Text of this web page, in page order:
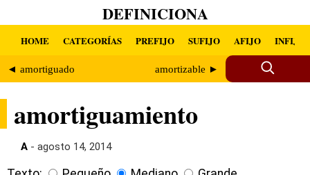
DEFINICIONA
HOME CATEGORÍAS PREFIJO SUFIJO AFIJO INFIJO
◄ amortiguado amortizable ►
amortiguamiento
A - agosto 14, 2014